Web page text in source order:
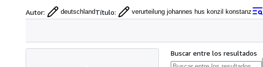
Autor: deutschlandTítulo: verurteilung johannes hus konzil konstanz
Buscar entre los resultados